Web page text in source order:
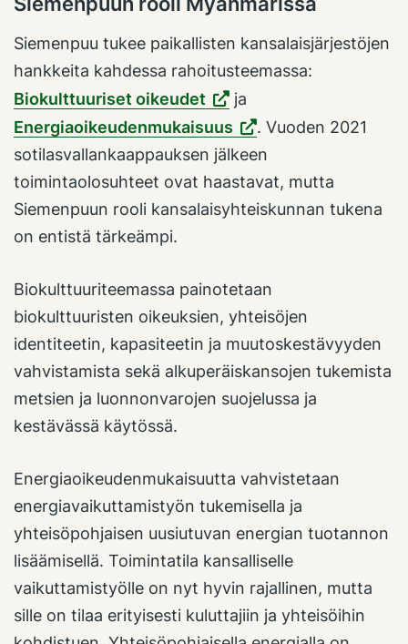
Siemenpuu tukee paikallisten kansalaisjärjestöjen
hankkeita kahdessa rahoitusteemassa:
Biokulttuuriset oikeudet
ja
Energiaoikeudenmukaisuus
. Vuoden 2021
sotilasvallankaappauksen jälkeen
toimintaolosuhteet ovat haastavat, mutta
Siemenpuun rooli kansalaisyhteiskunnan tukena
on entistä tärkeämpi.
Biokulttuuriteemassa painotetaan
biokulttuuristen oikeuksien, yhteisöjen
identiteetin, kapasiteetin ja muutoskestävyyden
vahvistamista sekä alkuperäiskansojen tukemista
metsien ja luonnonvarojen suojelussa ja
kestävässä käytössä.
Energiaoikeudenmukaisuutta vahvistetaan
energiavaikuttamistyön tukemisella ja
yhteisöpohjaisen uusiutuvan energian tuotannon
lisäämisellä. Toimintatila kansalliselle
vaikuttamistyölle on nyt hyvin rajallinen, mutta
sille on tilaa erityisesti kuluttajiin ja yhteisöihin